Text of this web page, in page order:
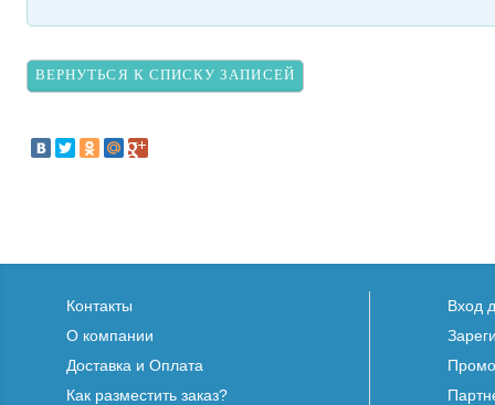
ВЕРНУТЬСЯ К СПИСКУ ЗАПИСЕЙ
Контакты
О компании
Доставка и Оплата
Как разместить заказ?
Вход